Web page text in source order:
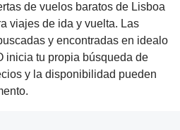
de vuelos baratos de Lisboa
viajes de ida y vuelta. Las
y encontradas en idealo
inicia tu propia búsqueda de
y la disponibilidad pueden